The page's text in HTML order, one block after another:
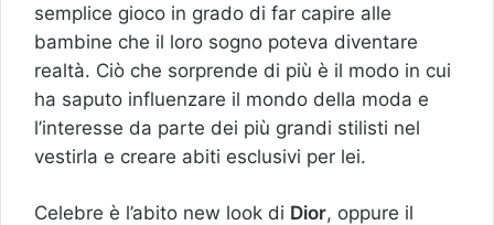
semplice gioco in grado di far capire alle
bambine che il loro sogno poteva diventare
realtà. Ciò che sorprende di più è il modo in cui
ha saputo influenzare il mondo della moda e
l’interesse da parte dei più grandi stilisti nel
vestirla e creare abiti esclusivi per lei.
Celebre è l’abito new look di Dior, oppure il